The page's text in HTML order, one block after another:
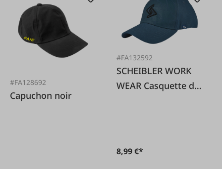
#FA128692
Capuchon noir
#FA132592
SCHEIBLER WORK
WEAR Casquette de
8,99 €*